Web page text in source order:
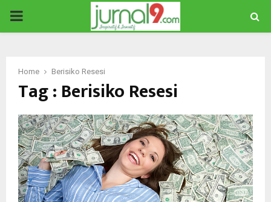
PRIMARY
Home Berisiko Resesi
Tag : Berisiko Resesi